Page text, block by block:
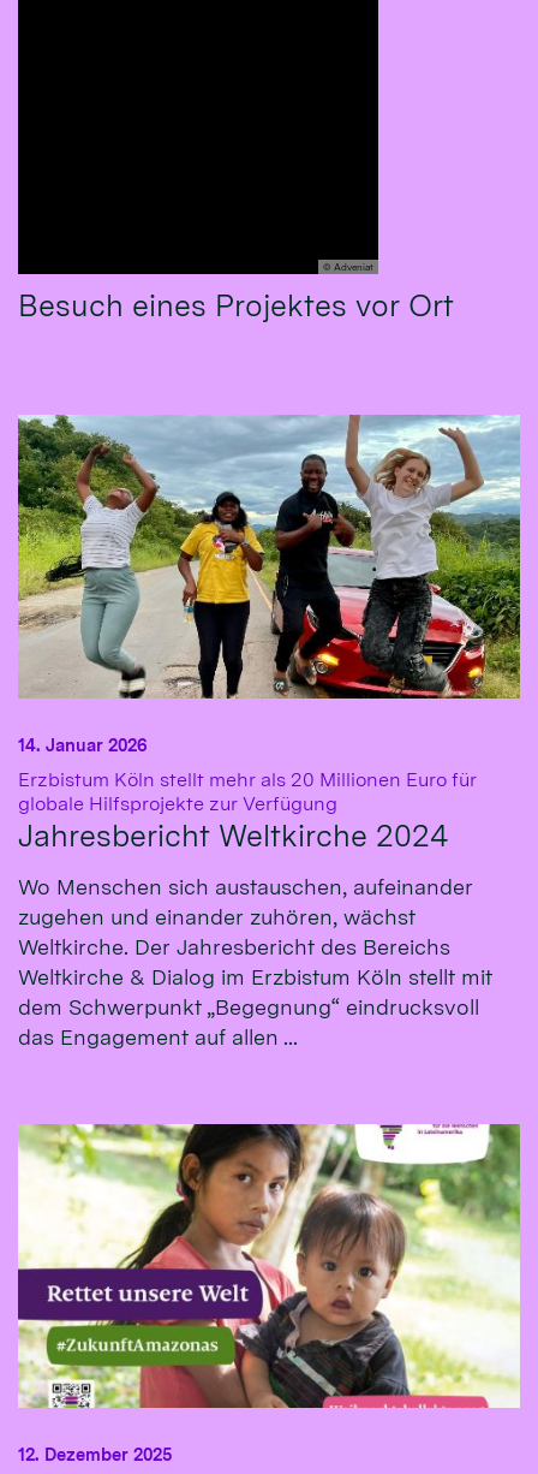
© Adveniat
Besuch eines Projektes vor Ort
Erzbistum Köln stellt mehr als 20 Millionen Euro für
globale Hilfsprojekte zur Verfügung
Jahresbericht Weltkirche 2024
14. Januar 2026
Wo Menschen sich austauschen, aufeinander
zugehen und einander zuhören, wächst
Weltkirche. Der Jahresbericht des Bereichs
Weltkirche & Dialog im Erzbistum Köln stellt mit
dem Schwerpunkt „Begegnung“ eindrucksvoll
das Engagement auf allen ...
12. Dezember 2025